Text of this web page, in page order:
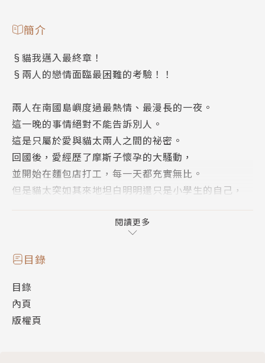
簡介
§貓我邁入最終章！
§兩人的戀情面臨最困難的考驗！！
兩人在南國島嶼度過最熱情、最漫長的一夜。
這一晚的事情絕對不能告訴別人。
這是只屬於愛與貓太兩人之間的祕密。
回國後，愛經歷了摩斯子懷孕的大騷動，
並開始在麵包店打工，每一天都充實無比。
但是貓太突如其來地坦白明明還只是小學生的自己，
在愛的心裡投下一顆震撼彈…
作者簡介
種村有菜 (Arina Tanemura)
1996年以短篇「第二次的戀情」出道，並於1998年開
閱讀更多
目錄
目錄
內頁
版權頁